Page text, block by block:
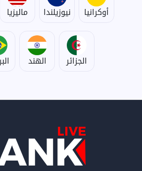
أوكرانيا نيوزيلندا ماليزيا
الجزائر الهند